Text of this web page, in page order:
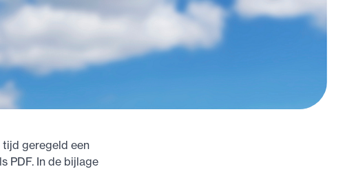
geregeld een
PDF. In de bijlage